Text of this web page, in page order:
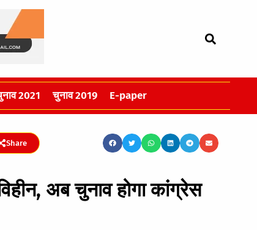
2021 चुनाव 2019 E-paper
Share
अब चुनाव होगा कांग्रेस